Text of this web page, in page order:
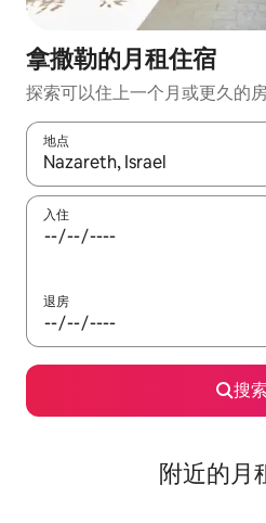
拿撒勒的月租住宿
探索可以住上一个月或更久的
地点
如有搜索结果，请使用上下方向
入住
退房
搜索
附近的月